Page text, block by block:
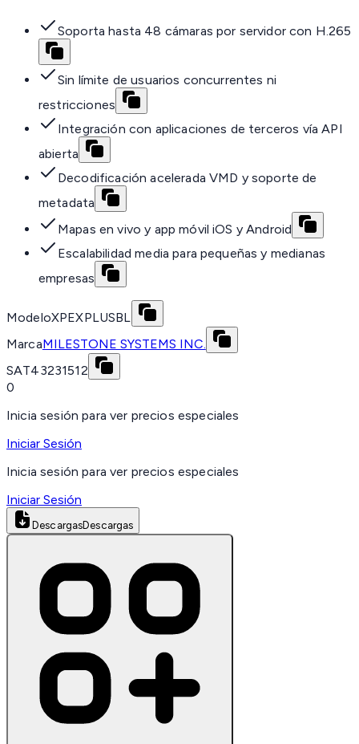
Soporta hasta 48 cámaras por servidor con H.265
Sin límite de usuarios concurrentes ni
restricciones
Integración con aplicaciones de terceros vía API
abierta
Decodificación acelerada VMD y soporte de
metadata
Mapas en vivo y app móvil iOS y Android
Escalabilidad media para pequeñas y medianas
empresas
ModeloXPEXPLUSBL
MarcaMILESTONE SYSTEMS INC.
SAT43231512
0
Inicia sesión para ver precios especiales
Iniciar Sesión
Inicia sesión para ver precios especiales
Iniciar Sesión
DescargasDescargas